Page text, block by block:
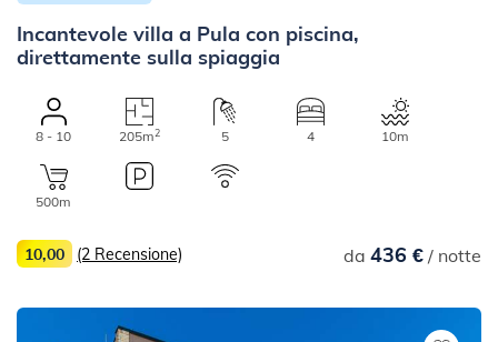
Incantevole villa a Pula con piscina,
direttamente sulla spiaggia
8 - 10 205m2 5 4 10m
500m
da 436 €/ notte
10,00 (2 Recensione)